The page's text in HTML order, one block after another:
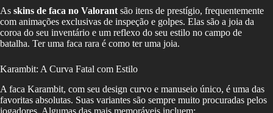
As skins de faca no Valorant são itens de prestígio, frequentemente
com animações exclusivas de inspeção e golpes. Elas são a joia da
coroa do seu inventário e um reflexo do seu estilo no campo de
batalha. Ter uma faca rara é como ter uma joia.
Karambit: A Curva Fatal com Estilo
A faca Karambit, com seu design curvo e manuseio único, é uma das
favoritas absolutas. Suas variantes são sempre muito procuradas pelos
jogadores. Algumas das mais memoráveis incluem: